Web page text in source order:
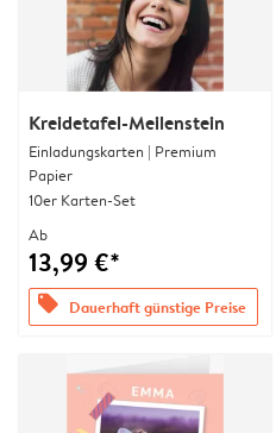
Kreidetafel-Meilenstein
Einladungskarten | Premium
Papier
10er Karten-Set
Ab
13,99 €*
offers Dauerhaft günstige Preise